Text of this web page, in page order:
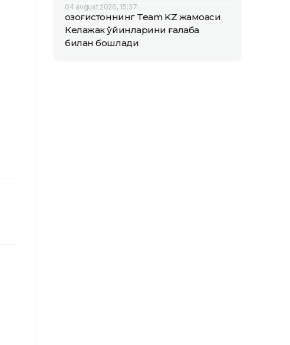
04 avgust 2026, 15:37
Қозоғистоннинг Team KZ жамоаси
Келажак ўйинларини ғалаба
билан бошлади